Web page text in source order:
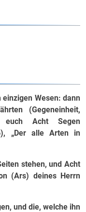
einzigen Wesen: dann
(Gegeneinheit,
Acht Segen
„Der alle Arten in
stehen, und Acht
(Ars) deines Herrn
und die, welche ihn